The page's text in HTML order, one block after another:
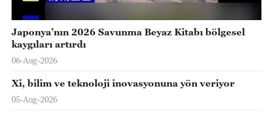
Japonya’nın 2026 Savunma Beyaz Kitabı bölgesel
kaygıları artırdı
06-Aug-2026
Xi, bilim ve teknoloji inovasyonuna yön veriyor
05-Aug-2026